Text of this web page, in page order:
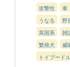
攻撃性
車
うなる
野
英国系
雑
繁殖犬
威
トイプード